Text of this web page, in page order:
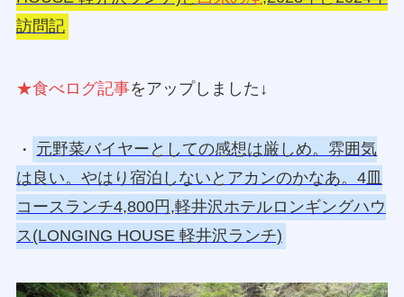
訪問記
★食べログ記事をアップしました↓
・ 元野菜バイヤーとしての感想は厳しめ。雰囲気
は良い。やはり宿泊しないとアカンのかなあ。4皿
コースランチ4,800円,軽井沢ホテルロンギングハウ
ス(LONGING HOUSE 軽井沢ランチ)